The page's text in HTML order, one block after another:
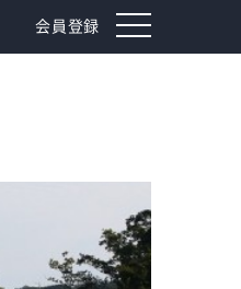
会員登録
toggle